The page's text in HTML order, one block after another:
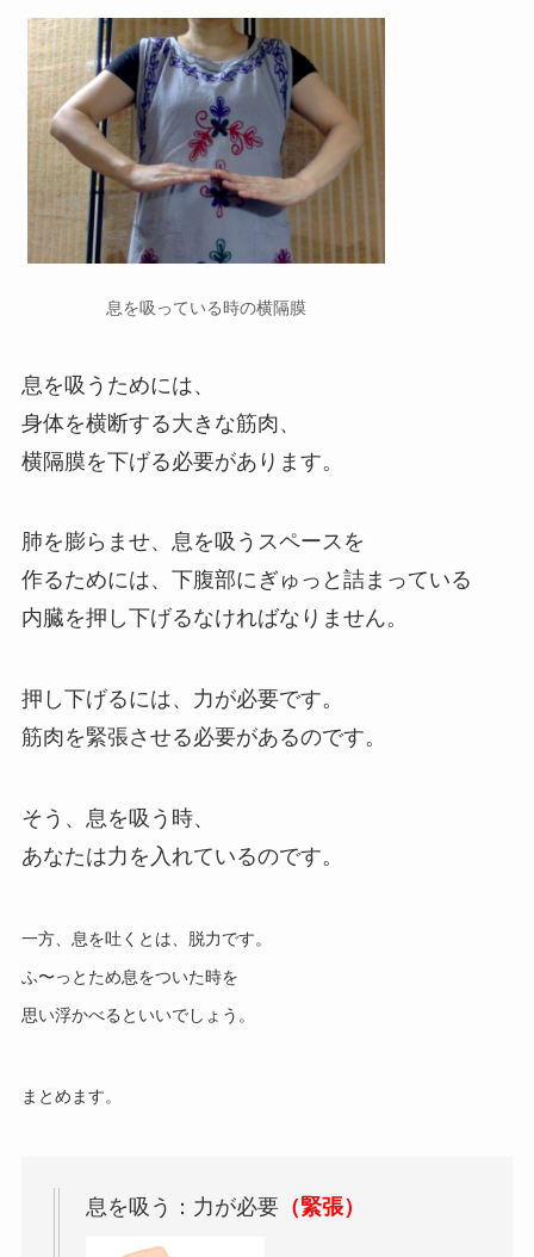
息を吸っている時の横隔膜
息を吸うためには、
身体を横断する大きな筋肉、
横隔膜を下げる必要があります。
肺を膨らませ、息を吸うスペースを
作るためには、下腹部にぎゅっと詰まっている
内臓を押し下げるなければなりません。
押し下げるには、力が必要です。
筋肉を緊張させる必要があるのです。
そう、息を吸う時、
あなたは力を入れているのです。
一方、息を吐くとは、脱力です。
ふ〜っとため息をついた時を
思い浮かべるといいでしょう。
まとめます。
息を吸う：力が必要（緊張）